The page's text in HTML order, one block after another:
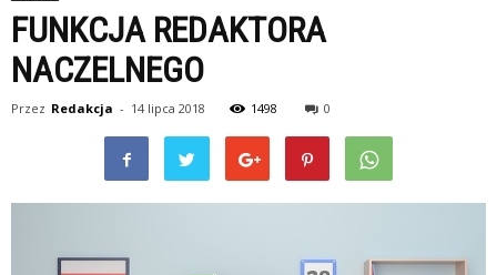
FUNKCJA REDAKTORA
NACZELNEGO
Przez Redakcja - 14 lipca 2018 1498 0